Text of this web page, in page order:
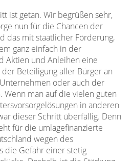
ist getan. Wir begrüßen sehr,
nun für die Chancen der
das mit staatlicher Förderung,
ganz einfach in der
Aktien und Anleihen eine
Beteiligung aller Bürger an
oder auch der
Wenn man auf die vielen guten
in anderen
dieser Schritt überfällig. Denn
für die umlagefinanzierte
wegen des
die Gefahr einer stetig